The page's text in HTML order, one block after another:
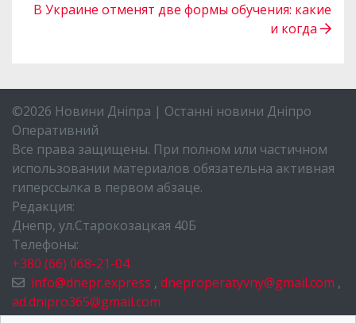
В Украине отменят две формы обучения: какие
и когда
©2026 Новини Дніпра | Останні новини Дніпро
Оперативний
Все права защищены. При полном или частичном
использовании материалов обязательна активная
гиперссылка в первом абзаце.
Редакция:
Днепр, ул.Старокозацкая 40Б
Телефоны:
+380 (66) 068-21-04
info@dnepr.express , dneproperatyvny@gmail.com ,
ad.dnipro365@gmail.com